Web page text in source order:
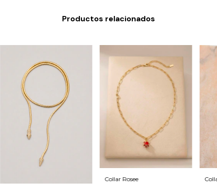
Productos relacionados
Collar Rosee